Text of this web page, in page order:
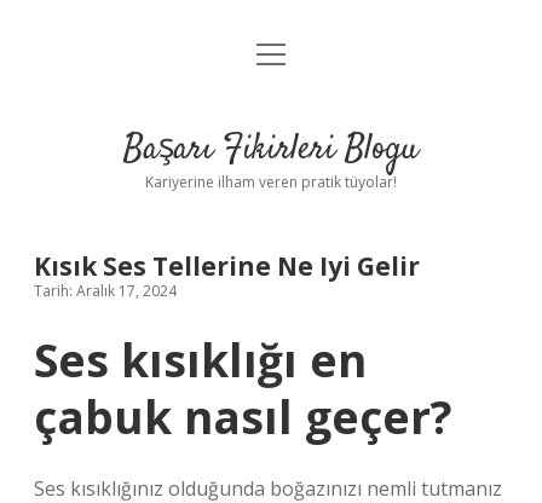
Anasayfa
Yasal Uyarı
menüyü
Başarı Fikirleri Blogu
Kariyerine ilham veren pratik tüyolar!
Kısık Ses Tellerine Ne Iyi Gelir
Tarih: Aralık 17, 2024
Ses kısıklığı en
çabuk nasıl geçer?
Ses kısıklığınız olduğunda boğazınızı nemli tutmanız